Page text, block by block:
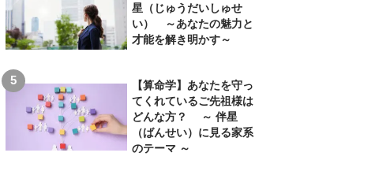
星（じゅうだいしゅせ
い） ～あなたの魅力と
才能を解き明かす～
【算命学】あなたを守っ
てくれているご先祖様は
どんな方？ ～ 伴星
（ばんせい）に見る家系
のテーマ ～